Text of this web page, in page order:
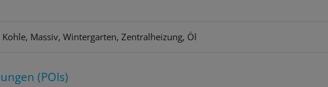
Kohle Massiv Wintergarten Zentralheizung Öl
(POIs)